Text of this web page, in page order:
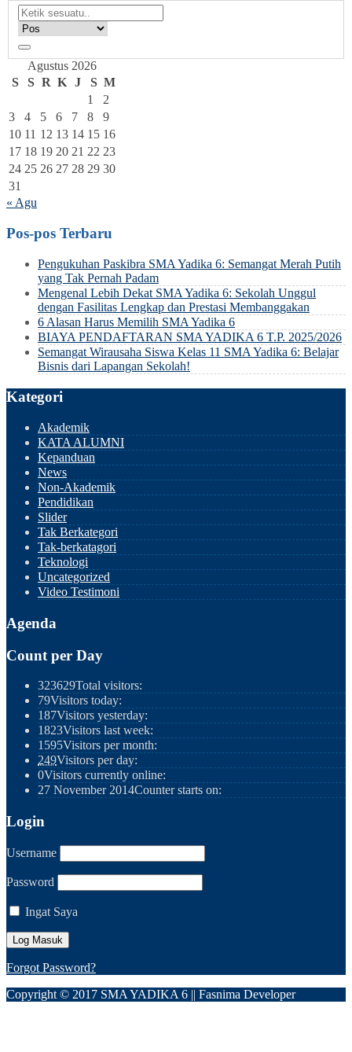
Agustus 2026
S
S R K J S M
1
2
3
4 5 6 7 8
9
10 11 12 13 14 15 16
17 18 19 20 21 22 23
24 25 26 27 28 29 30
31
« Agu
Pos-pos Terbaru
Pengukuhan Paskibra SMA Yadika 6: Semangat Merah Putih
yang Tak Pernah Padam
Mengenal Lebih Dekat SMA Yadika 6: Sekolah Unggul
dengan Fasilitas Lengkap dan Prestasi Membanggakan
6 Alasan Harus Memilih SMA Yadika 6
BIAYA PENDAFTARAN SMA YADIKA 6 T.P. 2025/2026
Semangat Wirausaha Siswa Kelas 11 SMA Yadika 6: Belajar
Bisnis dari Lapangan Sekolah!
Kategori
Akademik
KATA ALUMNI
Kepanduan
News
Non-Akademik
Pendidikan
Slider
Tak Berkategori
Tak-berkatagori
Teknologi
Uncategorized
Video Testimoni
Agenda
Count per Day
323629Total visitors:
79Visitors today:
187Visitors yesterday:
1823Visitors last week:
1595Visitors per month:
249Visitors per day:
0Visitors currently online:
27 November 2014Counter starts on:
Login
Username
Password
Ingat Saya
Forgot Password?
Copyright © 2017 SMA YADIKA 6 || Fasnima Developer